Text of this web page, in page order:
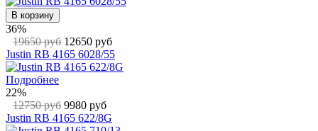
В корзину
36%
19650 руб 12650 руб
Justin RB 4165 6028/55
Подробнее
22%
12750 руб 9980 руб
Justin RB 4165 622/8G